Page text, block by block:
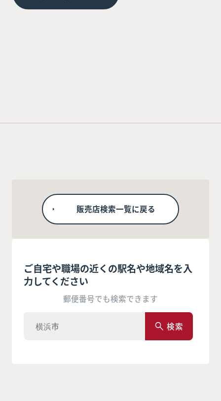
販売店検索一覧に戻る
ご自宅や職場の近くの駅名や地域名を入
力してください
郵便番号でも検索できます
検索